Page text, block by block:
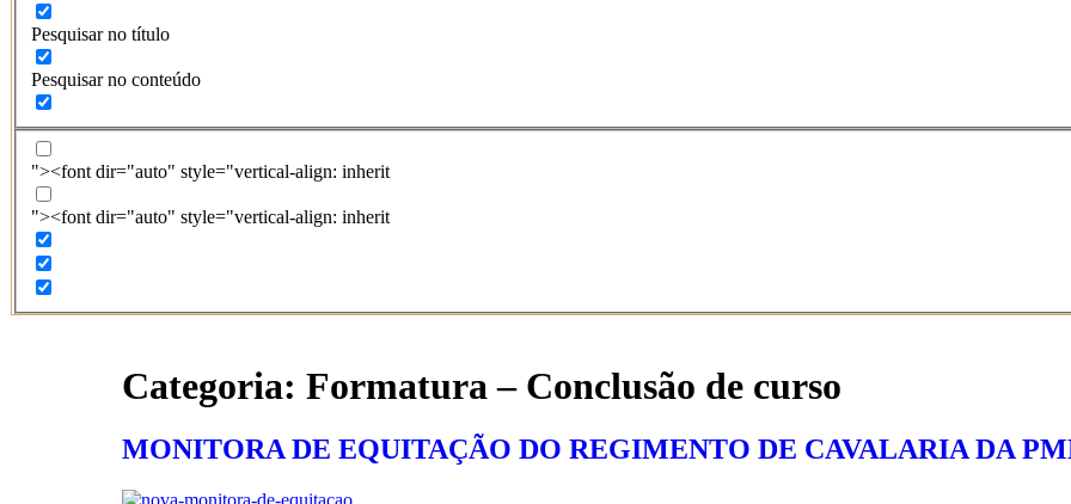
Pesquisar no título
Pesquisar no conteúdo
"><font dir="auto" style="vertical-align: inherit
"><font dir="auto" style="vertical-align: inherit
Categoria: Formatura – Conclusão de curso
MONITORA DE EQUITAÇÃO DO REGIMENTO DE CAVALARIA DA